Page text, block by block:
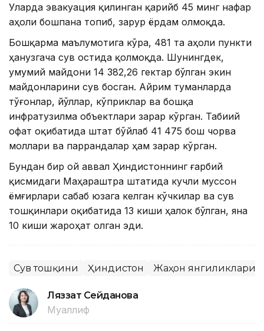
Уларда эвакуация қилинган қарийб 45 минг нафар
аҳоли бошпана топиб, зарур ёрдам олмоқда.
Бошқарма маълумотига кўра, 481 та аҳоли пункти
ҳанузгача сув остида қолмоқда. Шунингдек,
умумий майдони 14 382,26 гектар бўлган экин
майдонларини сув босган. Айрим туманларда
тўғонлар, йўллар, кўприклар ва бошқа
инфратузилма объектлари зарар кўрган. Табиий
офат оқибатида штат бўйлаб 41 475 бош чорва
моллари ва паррандалар ҳам зарар кўрган.
Бундан бир ой аввал Ҳиндистоннинг ғарбий
қисмидаги Маҳараштра штатида кучли муссон
ёмғирлари сабаб юзага келган кўчкилар ва сув
тошқинлари оқибатида 13 киши ҳалок бўлган, яна
10 киши жароҳат олган эди.
Сув тошқини Ҳиндистон Жаҳон янгиликлари
Ляззат Сейданова
Муаллиф